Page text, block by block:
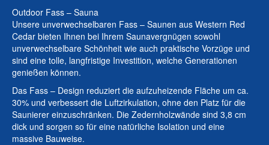
Kontakt
Outdoor Fass – Sauna
Unsere unverwechselbaren Fass – Saunen aus Western Red
Cedar bieten Ihnen bei Ihrem Saunavergnügen sowohl
unverwechselbare Schönheit wie auch praktische Vorzüge und
sind eine tolle, langfristige Investition, welche Generationen
genießen können.
Das Fass – Design reduziert die aufzuheizende Fläche um ca.
30% und verbessert die Luftzirkulation, ohne den Platz für die
Saunierer einzuschränken. Die Zedernholzwände sind 3,8 cm
dick und sorgen so für eine natürliche Isolation und eine
massive Bauweise.